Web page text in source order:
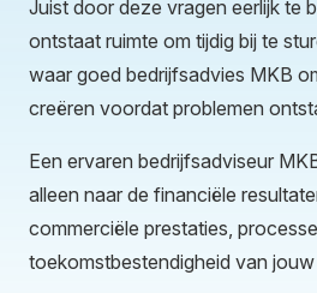
Juist door deze vragen eerlijk te
ontstaat ruimte om tijdig bij te
waar goed bedrijfsadvies MKB
creëren voordat problemen
Een ervaren bedrijfsadviseur
alleen naar de financiële
commerciële prestaties,
toekomstbestendigheid van